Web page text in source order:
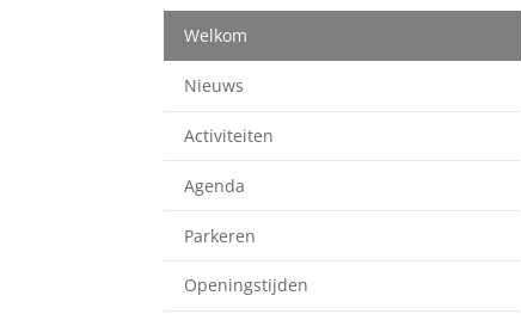
Welkom
Nieuws
Activiteiten
Agenda
Parkeren
Openingstijden